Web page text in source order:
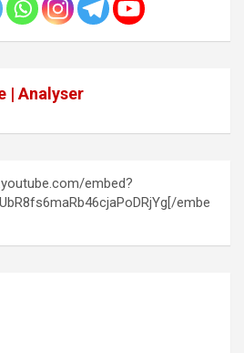
| Analyser
embed?
embe